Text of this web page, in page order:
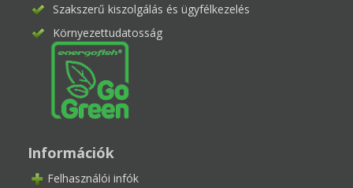
Szakszerű kiszolgálás és ügyfélkezelés
Környezettudatosság
Információk
Felhasználói infók